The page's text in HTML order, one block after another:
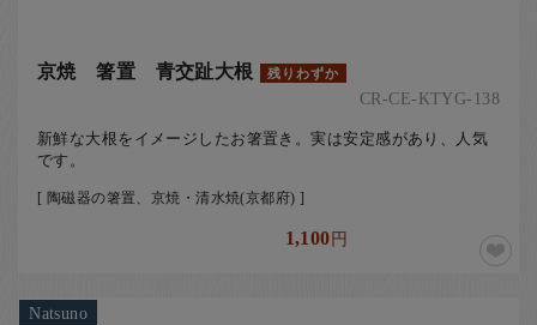
京焼 箸置 青交趾大根 残りわずか
CR-CE-KTYG-138
新鮮な大根をイメージしたお箸置き。実は安定感があり、人気
です。
[ 陶磁器の箸置、京焼・清水焼(京都府) ]
1,100円
Natsuno